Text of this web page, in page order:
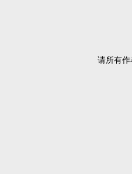
请所有